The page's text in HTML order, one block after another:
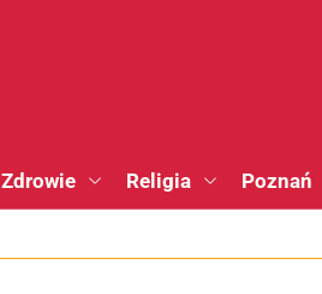
Zdrowie Religia Poznań